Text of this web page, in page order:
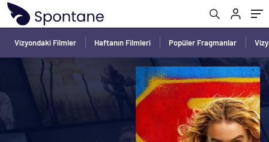
Vizyondaki Filmler Haftanın Filmleri Popüler Fragmanlar